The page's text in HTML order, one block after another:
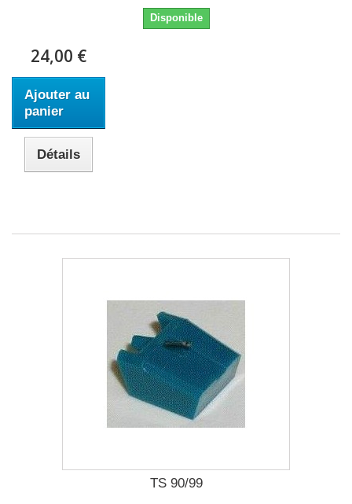
Disponible
24,00 €
Ajouter au
panier
Détails
TS 90/99